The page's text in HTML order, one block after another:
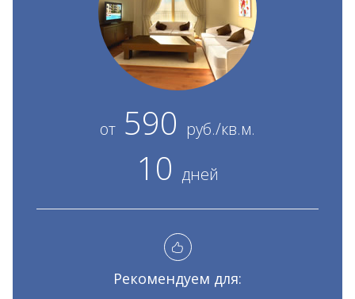
от 590 руб./кв.м.
10 дней
Рекомендуем для: